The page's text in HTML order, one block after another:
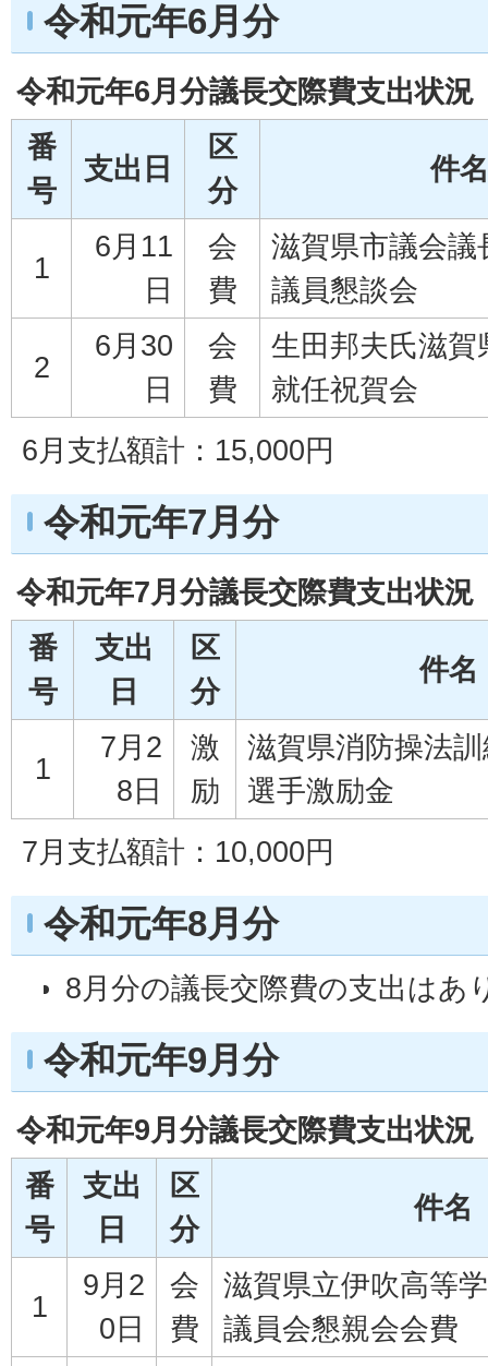
令和元年6月分
令和元年6月分議長交際費支出状況
番
号
支出日
区
分
件名
1
6月11
日
会
費
滋賀県市議会議
議員懇談会
2
6月30
日
会
費
生田邦夫氏滋賀
就任祝賀会
6月支払額計：15,000円
令和元年7月分
令和元年7月分議長交際費支出状況
番
号
支出
日
区
分
件名
1
7月2
8日
激
励
滋賀県消防操法
選手激励金
7月支払額計：10,000円
令和元年8月分
8月分の議長交際費の支出はあ
令和元年9月分
令和元年9月分議長交際費支出状況
番
号
支出
日
区
分
件名
1
9月2
0日
会
費
滋賀県立伊吹高等
議員会懇親会会費